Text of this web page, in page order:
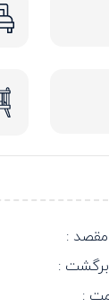
مقصد :
برگشت :
: